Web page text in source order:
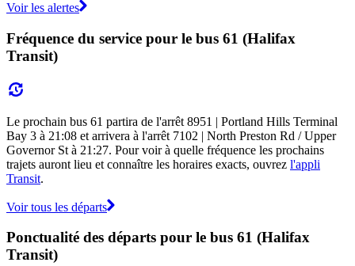
Voir les alertes
Fréquence du service pour le bus 61 (Halifax
Transit)
Le prochain bus 61 partira de l'arrêt 8951 | Portland Hills Terminal
Bay 3 à 21:08 et arrivera à l'arrêt 7102 | North Preston Rd / Upper
Governor St à 21:27. Pour voir à quelle fréquence les prochains
trajets auront lieu et connaître les horaires exacts, ouvrez l'appli
Transit.
Voir tous les départs
Ponctualité des départs pour le bus 61 (Halifax
Transit)